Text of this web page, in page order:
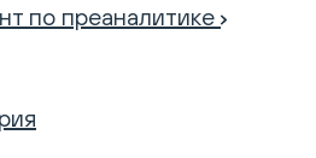
по преаналитике